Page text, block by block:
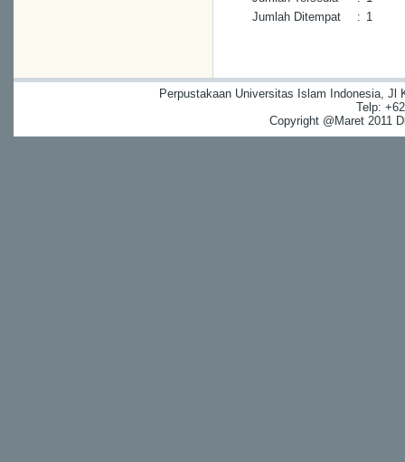
Jumlah Ditempat
: 1
Perpustakaan Universitas Islam Indonesia, Jl
Telp:
Copyright @Maret 2011